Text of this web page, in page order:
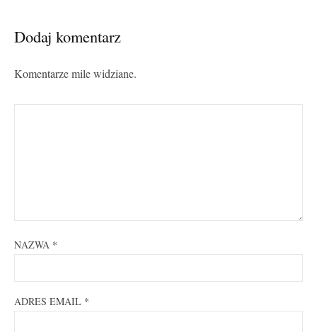
Dodaj komentarz
Komentarze mile widziane.
NAZWA *
ADRES EMAIL *